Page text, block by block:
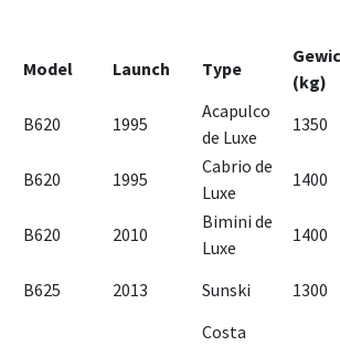
Model Launch Type
(kg)
B620 1995
Acapulco
de Luxe
1350
B620
1995
Cabrio de
Luxe
1400
B620
2010
Bimini de
Luxe
1400
B625
2013 Sunski 1300
Costa